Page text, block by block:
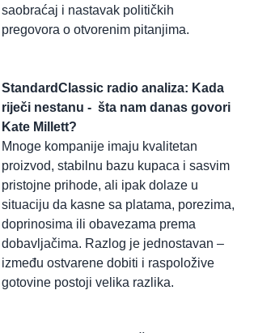
saobraćaj i nastavak političkih
pregovora o otvorenim pitanjima.
StandardClassic radio analiza: Kada
riječi nestanu - šta nam danas govori
Kate Millett?
Mnoge kompanije imaju kvalitetan
proizvod, stabilnu bazu kupaca i sasvim
pristojne prihode, ali ipak dolaze u
situaciju da kasne sa platama, porezima,
doprinosima ili obavezama prema
dobavljačima. Razlog je jednostavan –
između ostvarene dobiti i raspoložive
gotovine postoji velika razlika.